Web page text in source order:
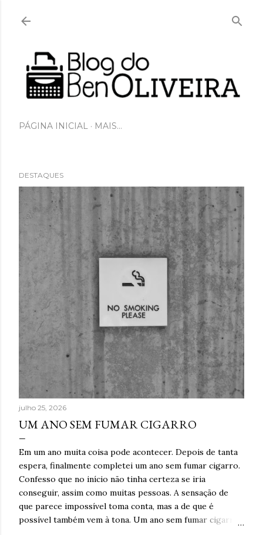
PÁGINA INICIAL MAIS…
DESTAQUES
julho 25, 2026
UM ANO SEM FUMAR CIGARRO
Em um ano muita coisa pode acontecer. Depois de tanta
espera, finalmente completei um ano sem fumar cigarro.
Confesso que no início não tinha certeza se iria
conseguir, assim como muitas pessoas. A sensação de
que parece impossível toma conta, mas a de que é
possível também vem à tona. Um ano sem fumar cigarro.